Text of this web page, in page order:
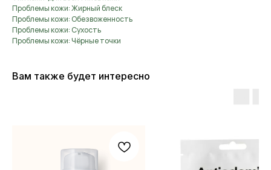
Проблемы кожи: Жирный блеск
Проблемы кожи: Обезвоженность
Проблемы кожи: Сухость
Проблемы кожи: Чёрные точки
Вам также будет интересно